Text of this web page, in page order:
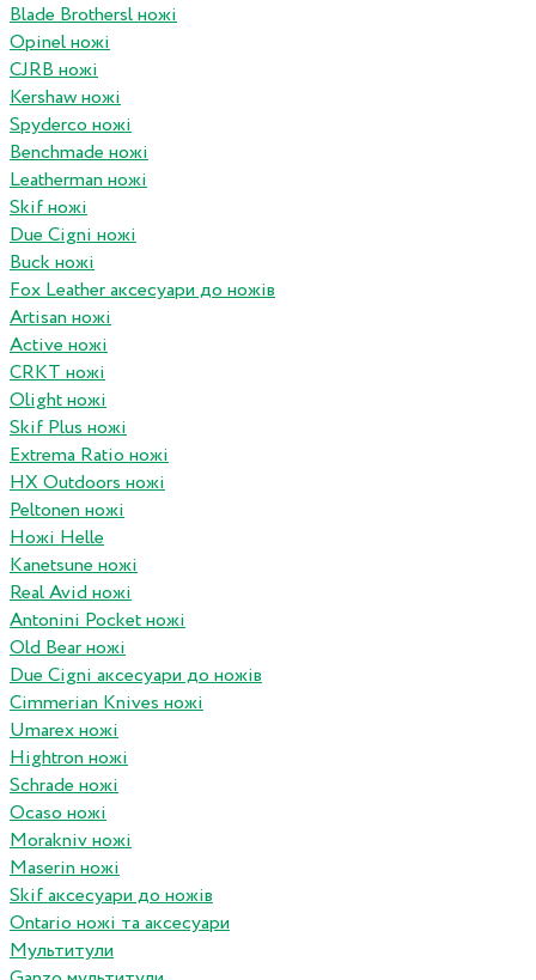
Blade Brothersl ножі
Opinel ножі
CJRB ножі
Kershaw ножі
Spyderco ножі
Benchmade ножі
Leatherman ножі
Skif ножі
Due Cigni ножі
Buck ножі
Fox Leather аксесуари до ножів
Artisan ножі
Active ножі
CRKT ножі
Olight ножі
Skif Plus ножі
Extrema Ratio ножі
HX Outdoors ножі
Peltonen ножі
Ножі Helle
Kanetsune ножі
Real Avid ножі
Antonini Pocket ножі
Old Bear ножі
Due Cigni аксесуари до ножів
Cimmerian Knives ножі
Umarex ножі
Hightron ножі
Schrade ножі
Ocaso ножі
Morakniv ножі
Maserin ножі
Skif аксесуари до ножів
Ontario ножі та аксесуари
Мультитули